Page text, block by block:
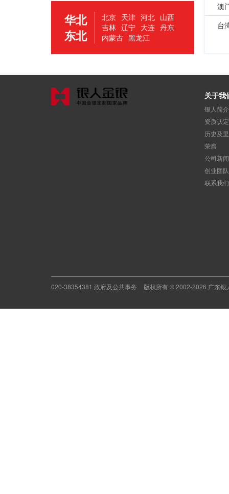
华北
东北
北京 天津 河北 山西
吉林 辽宁 大连 丹东
内蒙古 黑龙江
澳
台
关于我
银人简介
资质认定
历史及
荣膺
公司新
创业团队
联系我们
020-38354381 政府及公共事务 版权所有 © 2002-2026 广东银